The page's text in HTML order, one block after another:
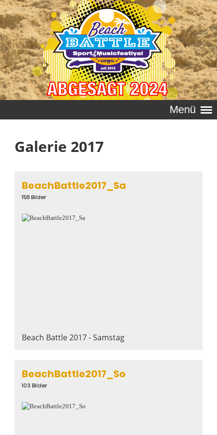
Menü
Galerie 2017
BeachBattle2017_Sa
158 Bilder
Beach Battle 2017 - Samstag
BeachBattle2017_So
103 Bilder